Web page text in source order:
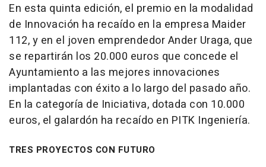
En esta quinta edición, el premio en la modalidad
de Innovación ha recaído en la empresa Maider
112, y en el joven emprendedor Ander Uraga, que
se repartirán los 20.000 euros que concede el
Ayuntamiento a las mejores innovaciones
implantadas con éxito a lo largo del pasado año.
En la categoría de Iniciativa, dotada con 10.000
euros, el galardón ha recaído en PITK Ingeniería.
TRES PROYECTOS CON FUTURO